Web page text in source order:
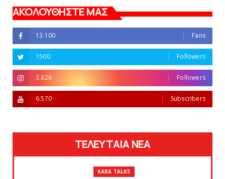
ΑΚΟΛΟΥΘΗΣΤΕ ΜΑΣ
13.100 Fans
1500 Followers
3.826 Followers
6.570 Subscribers
ΤΕΛΕΥΤΑΙΑ ΝΕΑ
KARA TALKS